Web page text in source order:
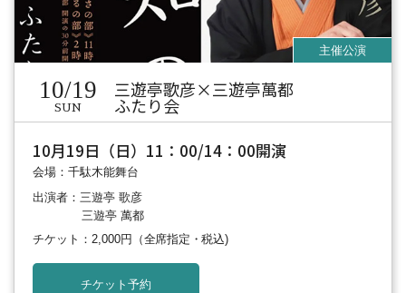
10/19
SUN
三遊亭歌彦×三遊亭萬都
ふたり会
10月19日（日）11：00/14：00開演
会場：千駄木能舞台
出演者：三遊亭 歌彦
三遊亭 萬都
チケット：2,000円 （全席指定・税込)
チケット予約